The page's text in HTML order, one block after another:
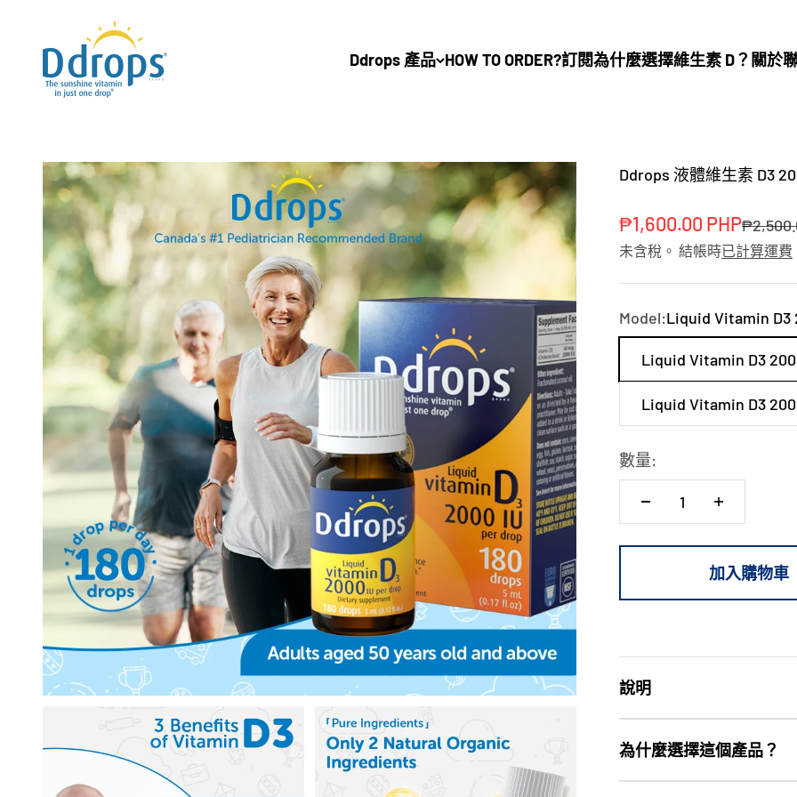
Ddrops 產品 HOW TO ORDER?訂閱為什麼選擇維生素 D？ 關於
Ddrops Official Store
Ddrops 液體維生素 D3
促銷價
₱1,600.00 PHP原價
未含稅。 結帳時已計算運費
Model:Liquid Vitamin D3
Liquid Vitamin D3
Liquid Vitamin D3
數量:
加入購物車
說明
為什麼選擇這個產品？